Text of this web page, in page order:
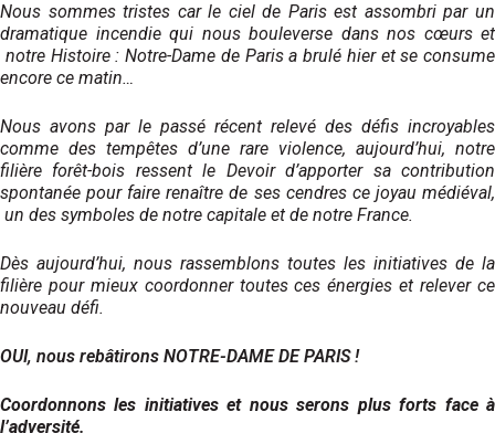
Nous sommes tristes car le ciel de Paris est assombri par un
dramatique incendie qui nous bouleverse dans nos cœurs et
notre Histoire : Notre-Dame de Paris a brulé hier et se consume
encore ce matin…
Nous avons par le passé récent relevé des défis incroyables
comme des tempêtes d’une rare violence, aujourd’hui, notre
filière forêt-bois ressent le Devoir d’apporter sa contribution
spontanée pour faire renaître de ses cendres ce joyau médiéval,
un des symboles de notre capitale et de notre France.
Dès aujourd’hui, nous rassemblons toutes les initiatives de la
filière pour mieux coordonner toutes ces énergies et relever ce
nouveau défi.
OUI, nous rebâtirons NOTRE-DAME DE PARIS !
Coordonnons les initiatives et nous serons plus forts face à
l’adversité.